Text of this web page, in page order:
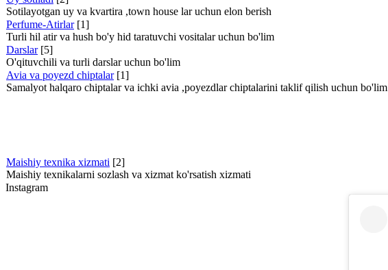
Sotilayotgan uy va kvartira ,town house lar uchun elon berish
Perfume-Atirlar [1]
Turli hil atir va hush bo'y hid taratuvchi vositalar uchun bo'lim
Darslar [5]
O'qituvchili va turli darslar uchun bo'lim
Avia va poyezd chiptalar [1]
Samalyot halqaro chiptalar va ichki avia ,poyezdlar chiptalarini taklif qilish uchun bo'lim
Maishiy texnika xizmati [2]
Maishiy texnikalarni sozlash va xizmat ko'rsatish xizmati
Instagram